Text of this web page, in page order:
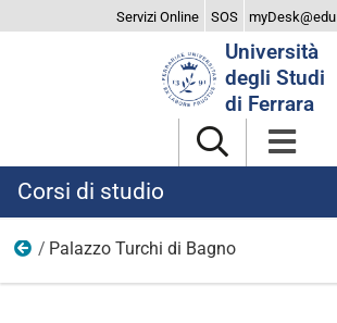
Servizi Online SOS myDesk@edu
Università
degli Studi
di Ferrara
Corsi di studio
Sedi e strutture
Palazzo Turchi di Bagno